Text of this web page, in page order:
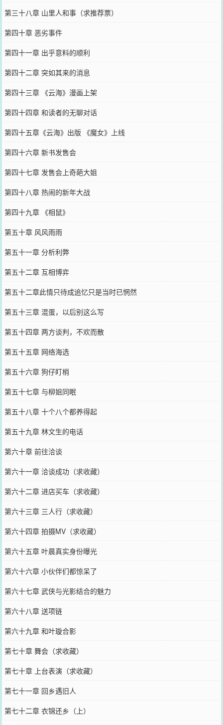
第三十八章 山里人和事（求推荐票）
第四十章 恶劣事件
第四十一章 出乎意料的顺利
第四十二章 突如其来的消息
第四十三章 《云海》漫画上架
第四十四章 和读者的无聊对话
第四十五章《云海》出版 《魔女》上线
第四十六章 新书发售会
第四十七章 发售会上奇葩大姐
第四十八章 热闹的新年大战
第四十九章 《相鼠》
第五十章 风风雨雨
第五十一章 分析利弊
第五十二章 互相博弈
第五十二章此情只待成追忆只是当时已惘然
第五十三章 混蛋，以后别这么写
第五十四章 两方谈判，不欢而散
第五十五章 网络海选
第五十六章 狗仔盯梢
第五十七章 与柳姐同眠
第五十八章 十个八个都养得起
第五十九章 林文生的电话
第六十章 前往洽谈
第六十一章 洽谈成功（求收藏）
第六十二章 进店买车（求收藏）
第六十三章 三人行（求收藏）
第六十四章 拍摄MV（求收藏）
第六十五章 叶晨真实身份曝光
第六十六章 小伙伴们都惊呆了
第六十七章 武侠与光影结合的魅力
第六十八章 送项链
第六十九章 和叶璇合影
第七十章 舞会（求收藏）
第七十章 上台表演（求收藏）
第七十一章 回乡遇旧人
第七十二章 衣锦还乡（上）